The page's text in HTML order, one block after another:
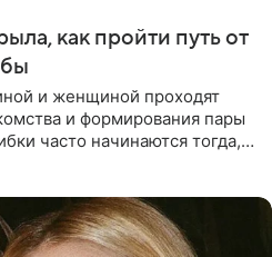
как пройти путь от
и женщиной проходят
и формирования пары
часто начинаются тогда,